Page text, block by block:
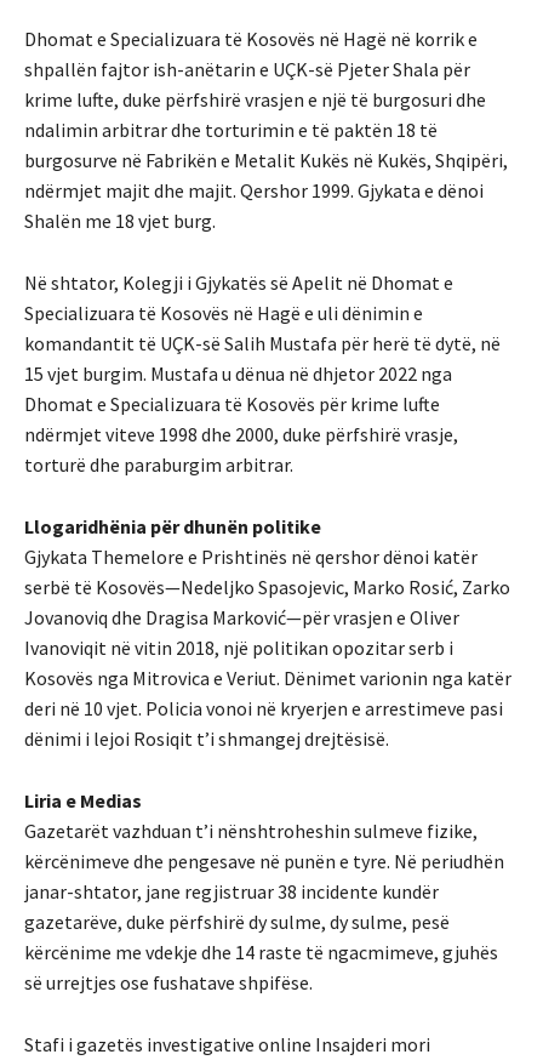
Dhomat e Specializuara të Kosovës në Hagë në korrik e
shpallën fajtor ish-anëtarin e UÇK-së Pjeter Shala për
krime lufte, duke përfshirë vrasjen e një të burgosuri dhe
ndalimin arbitrar dhe torturimin e të paktën 18 të
burgosurve në Fabrikën e Metalit Kukës në Kukës, Shqipëri,
ndërmjet majit dhe majit. Qershor 1999. Gjykata e dënoi
Shalën me 18 vjet burg.
Në shtator, Kolegji i Gjykatës së Apelit në Dhomat e
Specializuara të Kosovës në Hagë e uli dënimin e
komandantit të UÇK-së Salih Mustafa për herë të dytë, në
15 vjet burgim. Mustafa u dënua në dhjetor 2022 nga
Dhomat e Specializuara të Kosovës për krime lufte
ndërmjet viteve 1998 dhe 2000, duke përfshirë vrasje,
torturë dhe paraburgim arbitrar.
Llogaridhënia për dhunën politike
Gjykata Themelore e Prishtinës në qershor dënoi katër
serbë të Kosovës—Nedeljko Spasojevic, Marko Rosić, Zarko
Jovanoviq dhe Dragisa Marković—për vrasjen e Oliver
Ivanoviqit në vitin 2018, një politikan opozitar serb i
Kosovës nga Mitrovica e Veriut. Dënimet varionin nga katër
deri në 10 vjet. Policia vonoi në kryerjen e arrestimeve pasi
dënimi i lejoi Rosiqit t’i shmangej drejtësisë.
Liria e Medias
Gazetarët vazhduan t’i nënshtroheshin sulmeve fizike,
kërcënimeve dhe pengesave në punën e tyre. Në periudhën
janar-shtator, jane regjistruar 38 incidente kundër
gazetarëve, duke përfshirë dy sulme, dy sulme, pesë
kërcënime me vdekje dhe 14 raste të ngacmimeve, gjuhës
së urrejtjes ose fushatave shpifëse.
Stafi i gazetës investigative online Insajderi mori